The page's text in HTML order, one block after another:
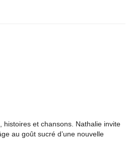
histoires et chansons. Nathalie invite
au goût sucré d’une nouvelle